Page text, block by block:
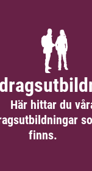
Här hittar du
finns.